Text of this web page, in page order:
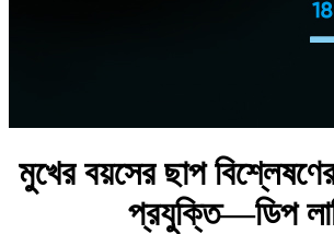
মুখের বয়সের ছাপ
প্রযুক্তি—ডিপ